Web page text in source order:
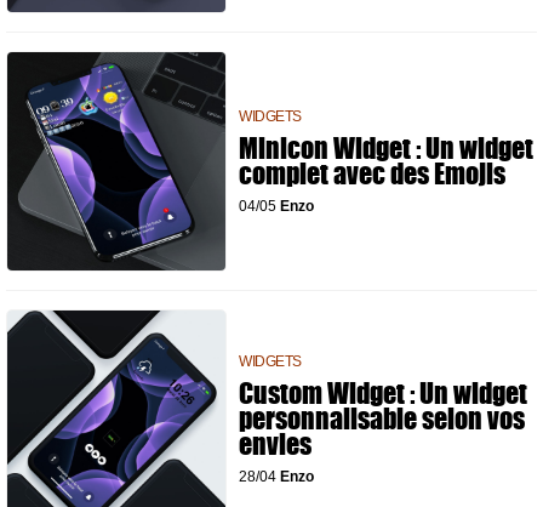
WIDGETS
Minicon Widget : Un widget
complet avec des Emojis
04/05 Enzo
WIDGETS
Custom Widget : Un widget
personnalisable selon vos
envies
28/04 Enzo